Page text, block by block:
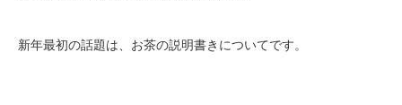
新年最初の話題は、お茶の説明書きについてです。